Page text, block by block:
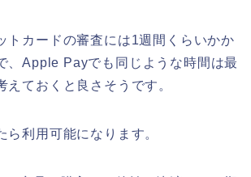
トカードの審査には1週間くらいかか
、Apple Payでも同じような時間は最
えておくと良さそうです。
ら利用可能になります。